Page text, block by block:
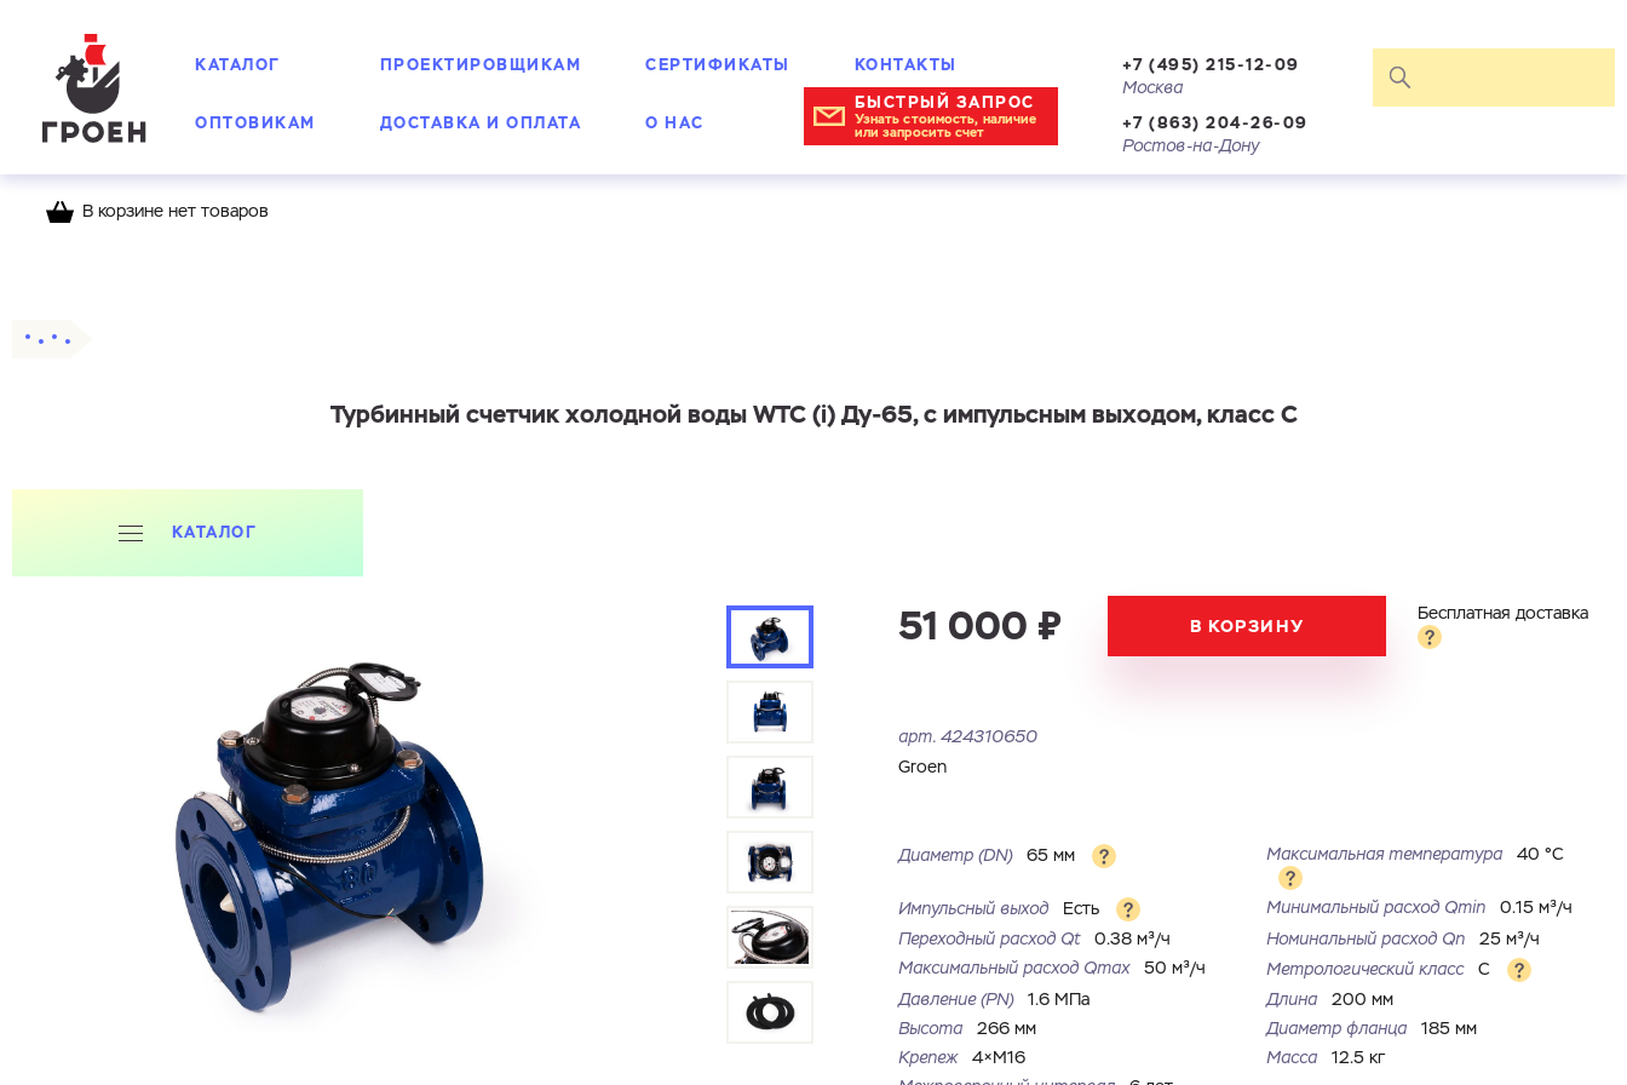
КАТАЛОГ
ОПТОВИКАМ
ПРОЕКТИРОВЩИКАМ
ДОСТАВКА И ОПЛАТА
СЕРТИФИКАТЫ
О НАС
КОНТАКТЫ
БЫСТРЫЙ ЗАПРОС
Узнать стоимость, наличие
или запросить счет
+7 (495) 215-12-09
Москва
+7 (863) 204-26-09
Ростов-на-Дону
В корзине нет товаров
Турбинный счетчик холодной воды WTC (i) Ду-65, с импульсным выходом, класс C
КАТАЛОГ
51 000 ₽ В КОРЗИНУ
Бесплатная доставка
арт. 424310650
Groen
Диаметр (DN) 65 мм Максимальная температура 40 °С
Импульсный выход Есть Минимальный расход Qmin
0.15 м³/ч
Переходный расход Qt
0.38 м³/ч Номинальный расход Qn
25 м³/ч
Максимальный расход Qmax
50 м³/ч Метрологический класс
C
Давление (PN)
1.6 МПа Длина
200 мм
Высота
266 мм Диаметр фланца
185 мм
Крепеж
4×M16 Масса
12.5 кг